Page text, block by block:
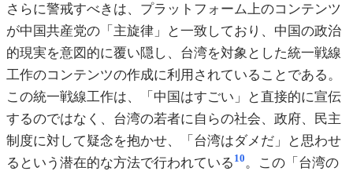
さらに警戒すべきは、プラットフォーム上のコンテンツ
が中国共産党の「主旋律」と一致しており、中国の政治
的現実を意図的に覆い隠し、台湾を対象とした統一戦線
工作のコンテンツの作成に利用されていることである。
この統一戦線工作は、「中国はすごい」と直接的に宣伝
するのではなく、台湾の若者に自らの社会、政府、民主
制度に対して疑念を抱かせ、「台湾はダメだ」と思わせ
るという潜在的な方法で行われている 10 。この「台湾の